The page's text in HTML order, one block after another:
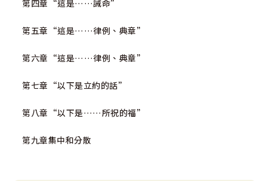
第四章“這是……誡命”
第五章“這是……律例、典章”
第六章“這是……律例、典章”
第七章“以下是立約的話”
第八章“以下是……所祝的福”
第九章集中和分散